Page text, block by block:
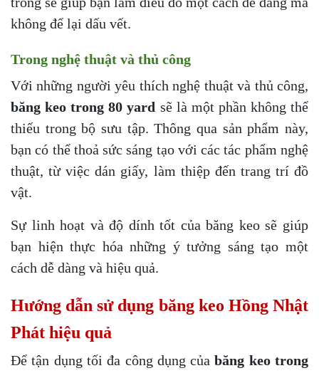
không để lại dấu vết.
Trong nghệ thuật và thủ công
Với những người yêu thích nghệ thuật và thủ công,
băng keo trong 80 yard sẽ là một phần không thể
thiếu trong bộ sưu tập. Thông qua sản phẩm này,
bạn có thể thoả sức sáng tạo với các tác phẩm nghệ
thuật, từ việc dán giấy, làm thiệp đến trang trí đồ
vật.
Sự linh hoạt và độ dính tốt của băng keo sẽ giúp
bạn hiện thực hóa những ý tưởng sáng tạo một
cách dễ dàng và hiệu quả.
Hướng dẫn sử dụng băng keo Hồng Nhật
Phát hiệu quả
Để tận dụng tối đa công dụng củabăng keo trong